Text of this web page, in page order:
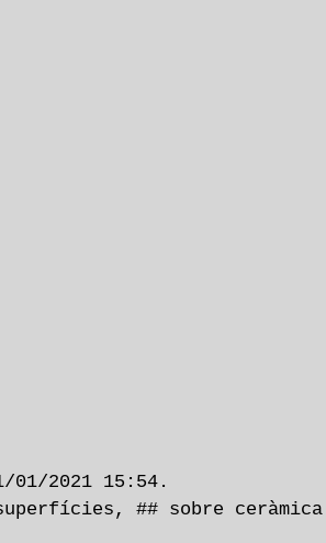
2021 15:54.
, ## sobre ceràmica